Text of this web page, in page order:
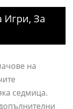
Игри, За
на
седмица.